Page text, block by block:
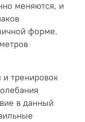
меняются, и
форме.
тренировок
в данный